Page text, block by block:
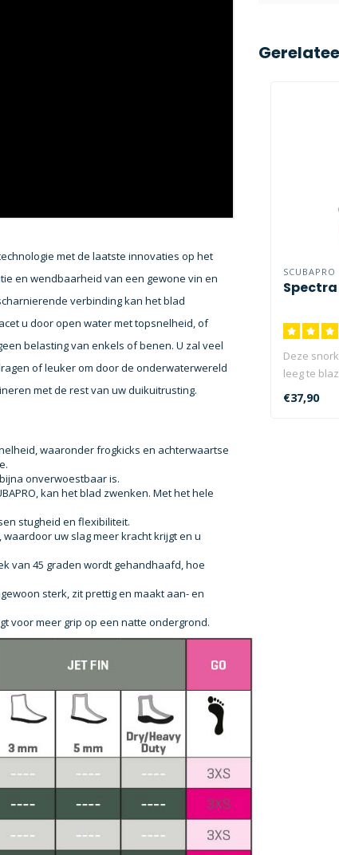
met de laatste innovaties op het
en wendbaarheid van een gewone vin en
verbinding kan het blad
u door open water met topsnelheid, of
belasting van enkels of benen. U zal veel
of leuker om door de onderwaterwereld
met de rest van uw duikuitrusting.
waaronder frogkicks en achterwaartse
onverwoestbaar is.
kan het blad zwenken. Met het hele
stugheid en flexibiliteit.
uw slag meer kracht krijgt en u
van 45 graden wordt gehandhaafd, hoe
sterk, zit prettig en maakt aan- en
voor meer grip op een natte ondergrond.
SCUBAPRO
Deze
leeg te
€37,90